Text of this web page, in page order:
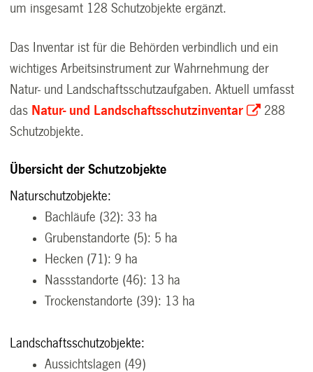
um insgesamt 128 Schutzobjekte ergänzt.
Das Inventar ist für die Behörden verbindlich und ein
wichtiges Arbeitsinstrument zur Wahrnehmung der
Natur- und Landschaftsschutzaufgaben. Aktuell umfasst
das Natur- und Landschaftsschutzinventar
288
Schutzobjekte.
Übersicht der Schutzobjekte
Naturschutzobjekte:
Bachläufe (32): 33 ha
Grubenstandorte (5): 5 ha
Hecken (71): 9 ha
Nassstandorte (46): 13 ha
Trockenstandorte (39): 13 ha
Landschaftsschutzobjekte:
Aussichtslagen (49)